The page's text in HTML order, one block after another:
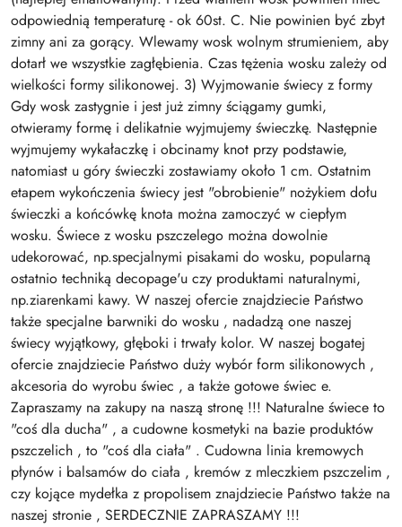
odpowiednią temperaturę - ok 60st. C. Nie powinien być zbyt
zimny ani za gorący. Wlewamy wosk wolnym strumieniem, aby
dotarł we wszystkie zagłębienia. Czas tężenia wosku zależy od
wielkości formy silikonowej. 3) Wyjmowanie świecy z formy
Gdy wosk zastygnie i jest już zimny ściągamy gumki,
otwieramy formę i delikatnie wyjmujemy świeczkę. Następnie
wyjmujemy wykałaczkę i obcinamy knot przy podstawie,
natomiast u góry świeczki zostawiamy około 1 cm. Ostatnim
etapem wykończenia świecy jest "obrobienie" nożykiem dołu
świeczki a końcówkę knota można zamoczyć w ciepłym
wosku. Świece z wosku pszczelego można dowolnie
udekorować, np.specjalnymi pisakami do wosku, popularną
ostatnio techniką decopage'u czy produktami naturalnymi,
np.ziarenkami kawy. W naszej ofercie znajdziecie Państwo
także specjalne barwniki do wosku , nadadzą one naszej
świecy wyjątkowy, głęboki i trwały kolor. W naszej bogatej
ofercie znajdziecie Państwo duży wybór form silikonowych ,
akcesoria do wyrobu świec , a także gotowe świec e.
Zapraszamy na zakupy na naszą stronę !!! Naturalne świece to
"coś dla ducha" , a cudowne kosmetyki na bazie produktów
pszczelich , to "coś dla ciała" . Cudowna linia kremowych
płynów i balsamów do ciała , kremów z mleczkiem pszczelim ,
czy kojące mydełka z propolisem znajdziecie Państwo także na
naszej stronie , SERDECZNIE ZAPRASZAMY !!!